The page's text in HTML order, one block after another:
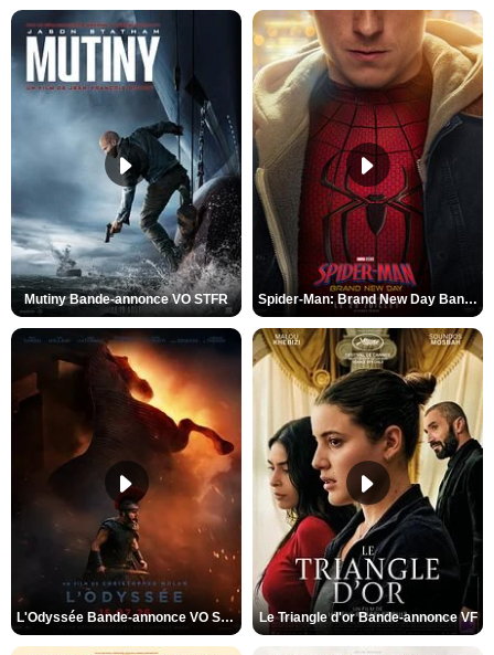
Mutiny Bande-annonce VO STFR Spider-Man: Brand New Day Bande-annonce VO STFR
L'Odyssée Bande-annonce VO STFR Le Triangle d'or Bande-annonce VF